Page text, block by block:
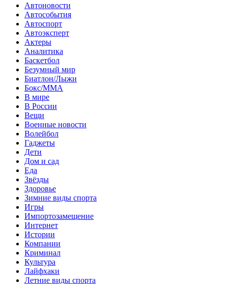
Автоновости
Автособытия
Автоспорт
Автоэксперт
Актеры
Аналитика
Баскетбол
Безумный мир
Биатлон/Лыжи
Бокс/MMA
В мире
В России
Вещи
Военные новости
Волейбол
Гаджеты
Дети
Дом и сад
Еда
Звёзды
Здоровье
Зимние виды спорта
Игры
Импортозамещение
Интернет
Истории
Компании
Криминал
Культура
Лайфхаки
Летние виды спорта